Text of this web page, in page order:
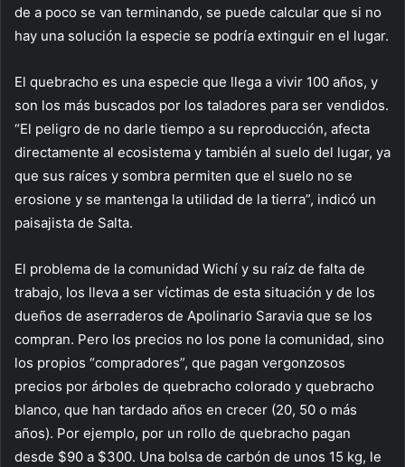
de a poco se van terminando, se puede calcular que si no
hay una solución la especie se podría extinguir en el lugar.
El quebracho es una especie que llega a vivir 100 años, y
son los más buscados por los taladores para ser vendidos.
“El peligro de no darle tiempo a su reproducción, afecta
directamente al ecosistema y también al suelo del lugar, ya
que sus raíces y sombra permiten que el suelo no se
erosione y se mantenga la utilidad de la tierra”, indicó un
paisajista de Salta.
El problema de la comunidad Wichí y su raíz de falta de
trabajo, los lleva a ser víctimas de esta situación y de los
dueños de aserraderos de Apolinario Saravia que se los
compran. Pero los precios no los pone la comunidad, sino
los propios “compradores”, que pagan vergonzosos
precios por árboles de quebracho colorado y quebracho
blanco, que han tardado años en crecer (20, 50 o más
años). Por ejemplo, por un rollo de quebracho pagan
desde $90 a $300. Una bolsa de carbón de unos 15 kg, le